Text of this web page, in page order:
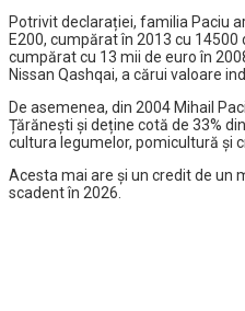
Potrivit declarației, familia Paciu
E200, cumpărat în 2013 cu 14500
cumpărat cu 13 mii de euro în
Nissan Qashqai, a cărui valoare
De asemenea, din 2004 Mihail
Țărănești și deține cotă de 33%
cultura legumelor, pomicultură și
Acesta mai are și un credit de un
scadent în 2026.